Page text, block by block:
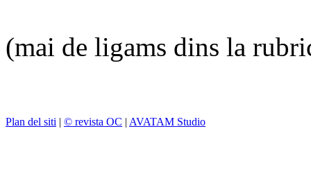
(mai de ligams dins la
Plan del siti | © revista OC | AVATAM Studio